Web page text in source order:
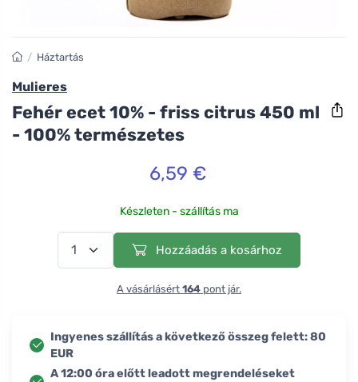
/ Háztartás
Mulieres
Fehér ecet 10% - friss citrus 450 ml
- 100% természetes
6,59 €
Készleten - szállítás ma
Hozzáadás a kosárhoz
A vásárlásért 164 pont jár.
Ingyenes szállítás a következő összeg felett: 80
EUR
A 12:00 óra előtt leadott megrendeléseket